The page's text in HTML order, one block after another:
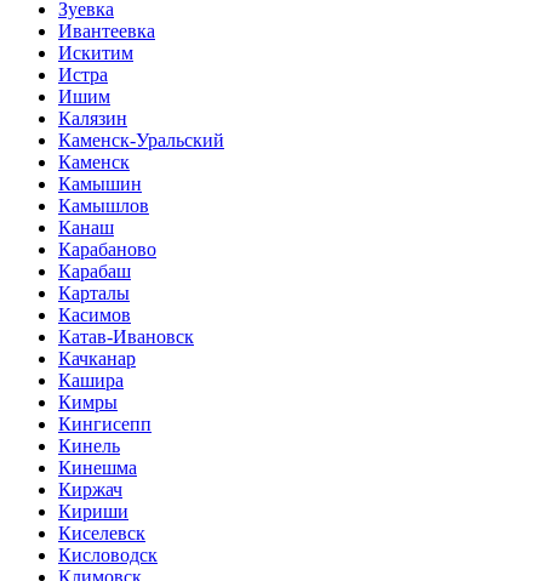
Зуевка
Ивантеевка
Искитим
Истра
Ишим
Калязин
Каменск-Уральский
Каменск
Камышин
Камышлов
Канаш
Карабаново
Карабаш
Карталы
Касимов
Катав-Ивановск
Качканар
Кашира
Кимры
Кингисепп
Кинель
Кинешма
Киржач
Кириши
Киселевск
Кисловодск
Климовск